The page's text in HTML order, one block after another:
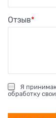
Отзыв
Я
обработку